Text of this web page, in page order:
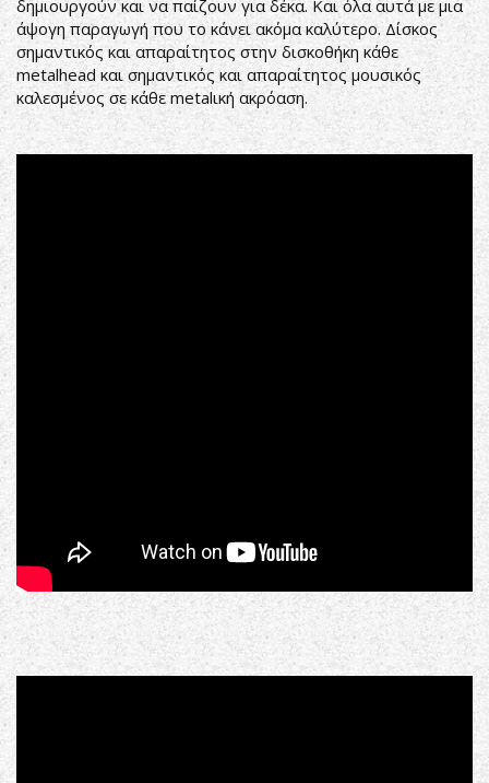
δημιουργούν και να παίζουν για δέκα. Και όλα αυτά με μια
άψογη παραγωγή που το κάνει ακόμα καλύτερο. Δίσκος
σημαντικός και απαραίτητος στην δισκοθήκη κάθε
metalhead και σημαντικός και απαραίτητος μουσικός
καλεσμένος σε κάθε metalική ακρόαση.